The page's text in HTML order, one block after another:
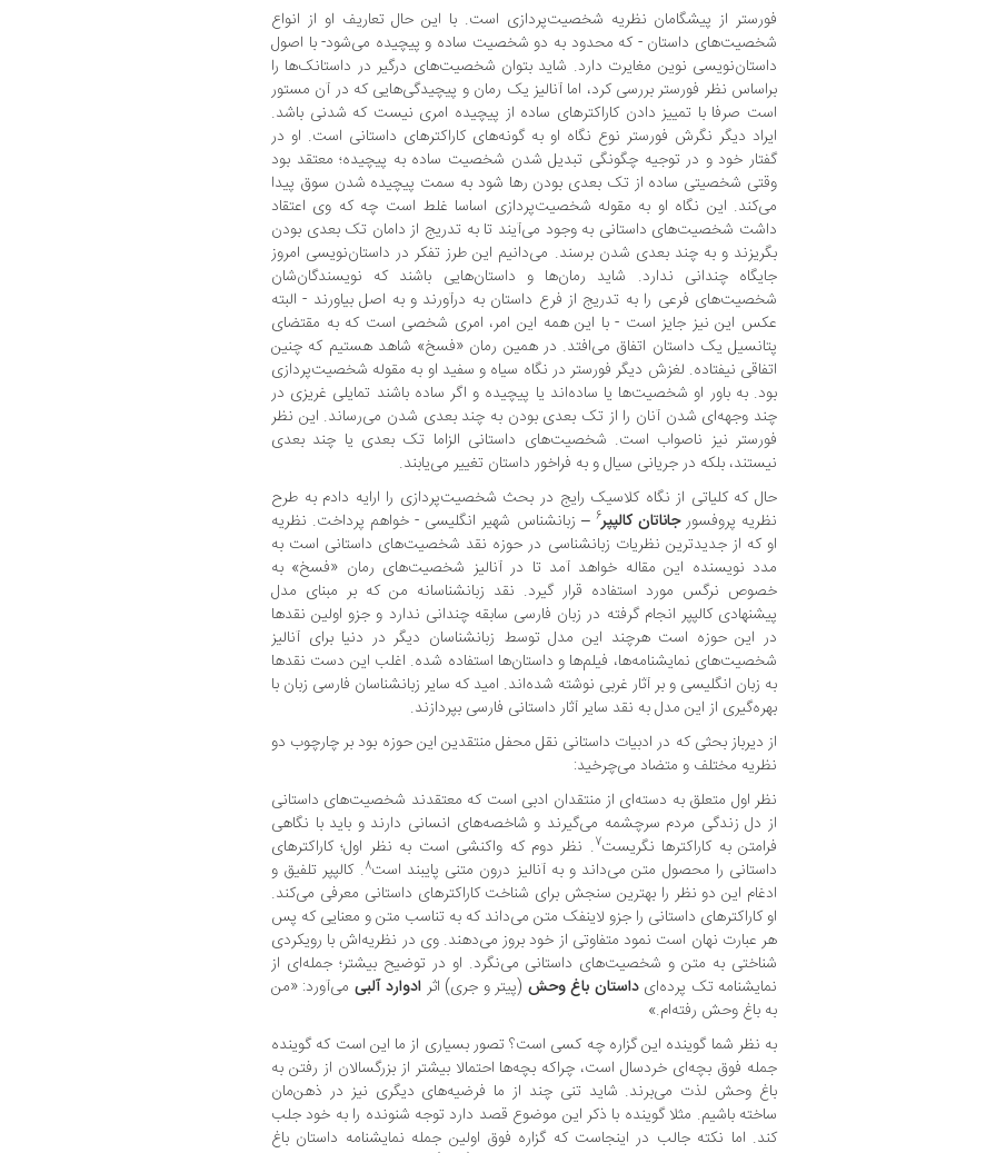
فورستر از پیشگامان نظریه شخصیت‌پردازی است. با این حال تعاریف او از انواع
شخصیت‌های داستان - که محدود به دو شخصیت ساده و پیچیده می‌شود- با اصول
داستان‌نویسی نوین مغایرت دارد. شاید بتوان شخصیت‌های درگیر در داستانک‌ها را
براساس نظر فورستر بررسی کرد، اما آنالیز یک رمان و پیچیدگی‌هایی که در آن مستور
است صرفا با تمییز دادن کاراکترهای ساده از پیچیده امری نیست که شدنی باشد.
ایراد دیگر نگرش فورستر نوع نگاه او به گونه‌های کاراکترهای داستانی است. او در
گفتار خود و در توجیه چگونگی تبدیل شدن شخصیت ساده به پیچیده؛ معتقد بود
وقتی شخصیتی ساده از تک بعدی بودن رها شود به سمت پیچیده شدن سوق پیدا
می‌کند. این نگاه او به مقوله شخصیت‌پردازی اساسا غلط است چه که وی اعتقاد
داشت شخصیت‌های داستانی به وجود می‌آیند تا به تدریج از دامان تک بعدی بودن
بگریزند و به چند بعدی شدن برسند. می‌دانیم این طرز تفکر در داستان‌نویسی امروز
جایگاه چندانی ندارد. شاید رمان‌ها و داستان‌هایی باشند که نویسندگان‌شان
شخصیت‌های فرعی را به تدریج از فرع داستان به درآورند و به اصل بیاورند - البته
عکس این نیز جایز است - با این همه این امر، امری شخصی است که به مقتضای
پتانسیل یک داستان اتفاق می‌افتد. در همین رمان «فسخ» شاهد هستیم که چنین
اتفاقی نیفتاده. لغزش دیگر فورستر در نگاه سیاه و سفید او به مقوله شخصیت‌پردازی
بود. به باور او شخصیت‌ها یا ساده‌اند یا پیچیده و اگر ساده باشند تمایلی غریزی در
چند وجهه‌ای شدن آنان را از تک بعدی بودن به چند بعدی شدن می‌رساند. این نظر
فورستر نیز ناصواب است. شخصیت‌های داستانی الزاما تک بعدی یا چند بعدی
نیستند، بلکه در جریانی سیال و به فراخور داستان تغییر می‌یابند.
حال که کلیاتی از نگاه کلاسیک رایج در بحث شخصیت‌پردازی را ارایه دادم به طرح
نظریه پروفسورجاناتان کالپپر6 – زبانشناس شهیر انگلیسی - خواهم پرداخت. نظریه
او که از جدیدترین نظریات زبانشناسی در حوزه نقد شخصیت‌های داستانی است به
مدد نویسنده این مقاله خواهد آمد تا در آنالیز شخصیت‌های رمان «فسخ» به
خصوص نرگس مورد استفاده قرار گیرد. نقد زبانشناسانه من که بر مبنای مدل
پیشنهادی کالپپر انجام گرفته در زبان فارسی سابقه چندانی ندارد و جزو اولین نقدها
در این حوزه است هرچند این مدل توسط زبانشناسان دیگر در دنیا برای آنالیز
شخصیت‌های نمایشنامه‌ها، فیلم‌ها و داستان‌ها استفاده شده. اغلب این دست نقدها
به زبان انگلیسی و بر آثار غربی نوشته شده‌اند. امید که سایر زبانشناسان فارسی زبان با
بهره‌گیری از این مدل به نقد سایر آثار داستانی فارسی بپردازند.
از دیرباز بحثی که در ادبیات داستانی نقل محفل منتقدین این حوزه بود بر چارچوب دو
نظریه مختلف و متضاد می‌چرخید:
نظر اول متعلق به دسته‌ای از منتقدان ادبی است که معتقدند شخصیت‌های داستانی
از دل زندگی مردم سرچشمه می‌گیرند و شاخصه‌های انسانی دارند و باید با نگاهی
فرامتن به کاراکترها نگریست7. نظر دوم که واکنشی است به نظر اول؛ کاراکترهای
داستانی را محصول متن می‌داند و به آنالیز درون متنی پایبند است8. کالپپر تلفیق و
ادغام این دو نظر را بهترین سنجش برای شناخت کاراکترهای داستانی معرفی می‌کند.
او کاراکترهای داستانی را جزو لاینفک متن می‌داند که به تناسب متن و معنایی که پس
هر عبارت نهان است نمود متفاوتی از خود بروز می‌دهند. وی در نظریه‌اش با رویکردی
شناختی به متن و شخصیت‌های داستانی می‌نگرد. او در توضیح بیشتر؛ جمله‌ای از
نمایشنامه تک پرده‌ایداستان باغ وحش (پیتر و جری) اثر ادوارد آلبی می‌آورد: «من
به باغ وحش رفته‌ام.»
به نظر شما گوینده این گزاره چه کسی است؟ تصور بسیاری از ما این است که گوینده
جمله فوق بچه‌ای خردسال است، چراکه بچه‌ها احتمالا بیشتر از بزرگسالان از رفتن به
باغ وحش لذت می‌برند. شاید تنی چند از ما فرضیه‌های دیگری نیز در ذهن‌مان
ساخته باشیم. مثلا گوینده با ذکر این موضوع قصد دارد توجه شنونده را به خود جلب
کند. اما نکته جالب در اینجاست که گزاره فوق اولین جمله نمایشنامه داستان باغ